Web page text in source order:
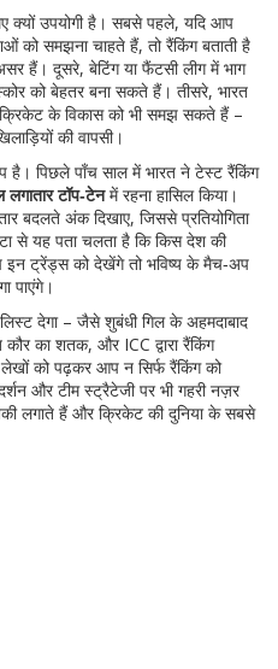
क्यों उपयोगी है। सबसे पहले, यदि आप
को समझना चाहते हैं, तो रैंकिंग बताती है
हैं। दूसरे, बेटिंग या फैंटसी लीग में भाग
को बेहतर बना सकते हैं। तीसरे, भारत
के विकास को भी समझ सकते हैं –
की वापसी।
है। पिछले पाँच साल में भारत ने टेस्ट रैंकिंग
लगातार टॉप‑टेनमें रहना हासिल किया।
बदलते अंक दिखाए, जिससे प्रतियोगिता
से यह पता चलता है कि किस देश की
इन ट्रेंड्स को देखेंगे तो भविष्य के मैच‑अप
पाएंगे।
देगा – जैसे शुबंधी गिल के अहमदाबाद
का शतक, और ICC द्वारा रैंकिंग
लेखों को पढ़कर आप न सिर्फ रैंकिंग को
और टीम स्ट्रैटेजी पर भी गहरी नज़र
लगाते हैं और क्रिकेट की दुनिया के सबसे